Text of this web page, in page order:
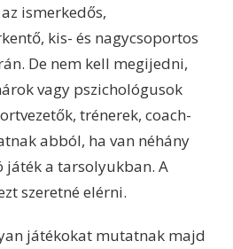
ismerkedős,
kis- és nagycsoportos
De nem kell megijedni,
vagy pszichológusok
trénerek, coach-
abból, ha van néhány
játék a tarsolyukban. A
szeretné elérni.
játékokat mutatnak majd